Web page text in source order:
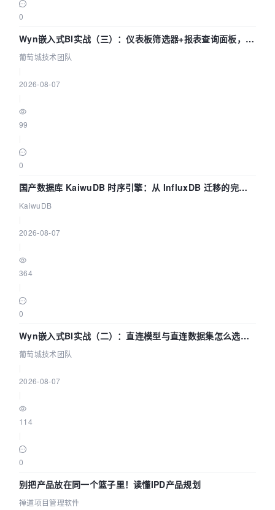
0
Wyn嵌入式BI实战（三）：仪表板筛选器+报表查询面板，参
数联动全闭环
葡萄城技术团队
2026-08-07
99
0
国产数据库 KaiwuDB 时序引擎：从 InfluxDB 迁移的完整
技术路径
KaiwuDB
2026-08-07
364
0
Wyn嵌入式BI实战（二）：直连模型与直连数据集怎么选，
参数为什么不生效？| 葡萄城技术团队
葡萄城技术团队
2026-08-07
114
0
别把产品放在同一个篮子里！读懂IPD产品规划
禅道项目管理软件